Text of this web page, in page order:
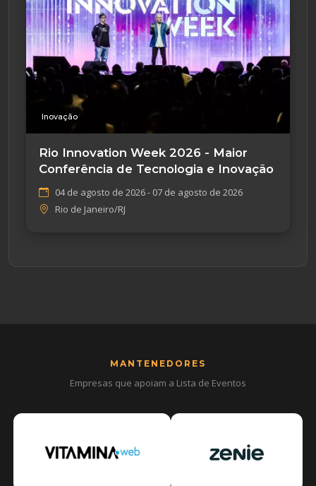
Inovação
Rio Innovation Week 2026 - Maior
Conferência de Tecnologia e Inovação
04 de agosto de 2026 - 07 de agosto de 2026
Rio de Janeiro/RJ
MANTENEDORES
Empresas que apoiam a Lista de Eventos